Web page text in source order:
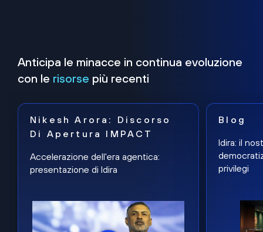
Anticipa le minacce in continua evoluzione
con le risorse più recenti
Nikesh Arora: Discorso
Di Apertura IMPACT
Accelerazione dell'era agentica:
presentazione di Idira
Blog
Idira: il
privilegi